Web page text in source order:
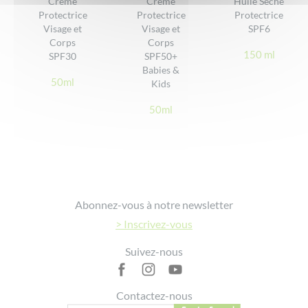
• Ne pas appliquer sur une peau irritée ou abimée
• Eviter le contact avec les yeux
• Ne convient pas aux enfants de moins de 3 ans
• Tenir hors de portée des enfants.
DONNER VOTRE AVIS
Protectrice
Visage et
Corps
SPF30
50ml
Protectrice
Visage et
Corps
SPF50+
Babies &
Kids
50ml
Protectrice
SPF6
150 ml
Abonnez-vous à notre newsletter
> Inscrivez-vous
Suivez-nous
Contactez-nous